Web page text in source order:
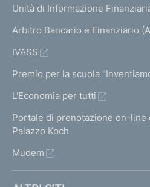
Unità di Informazione
Arbitro Bancario e Finanziario
IVASS
Premio per la scuola
L'Economia per tutti
Portale di prenotazione on-line
Palazzo Koch
Mudem